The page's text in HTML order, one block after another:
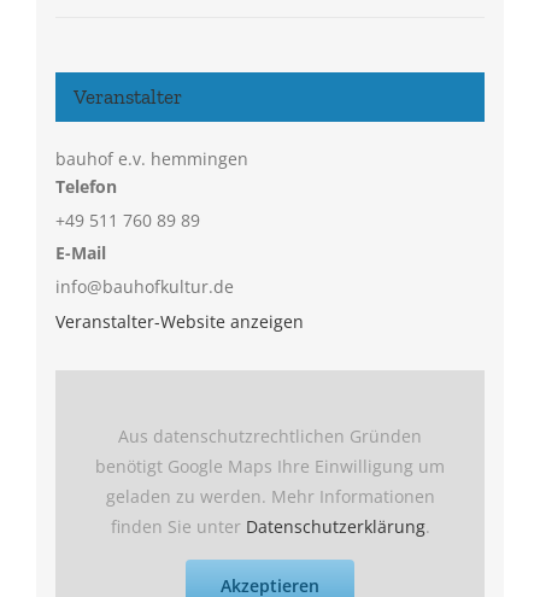
Veranstalter
bauhof e.v. hemmingen
Telefon
+49 511 760 89 89
E-Mail
info@bauhofkultur.de
Veranstalter-Website anzeigen
Aus datenschutzrechtlichen Gründen
benötigt Google Maps Ihre Einwilligung um
geladen zu werden. Mehr Informationen
finden Sie unter Datenschutzerklärung.
Akzeptieren